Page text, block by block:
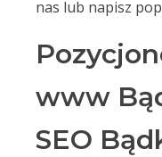
nas lub napisz
www
SEO